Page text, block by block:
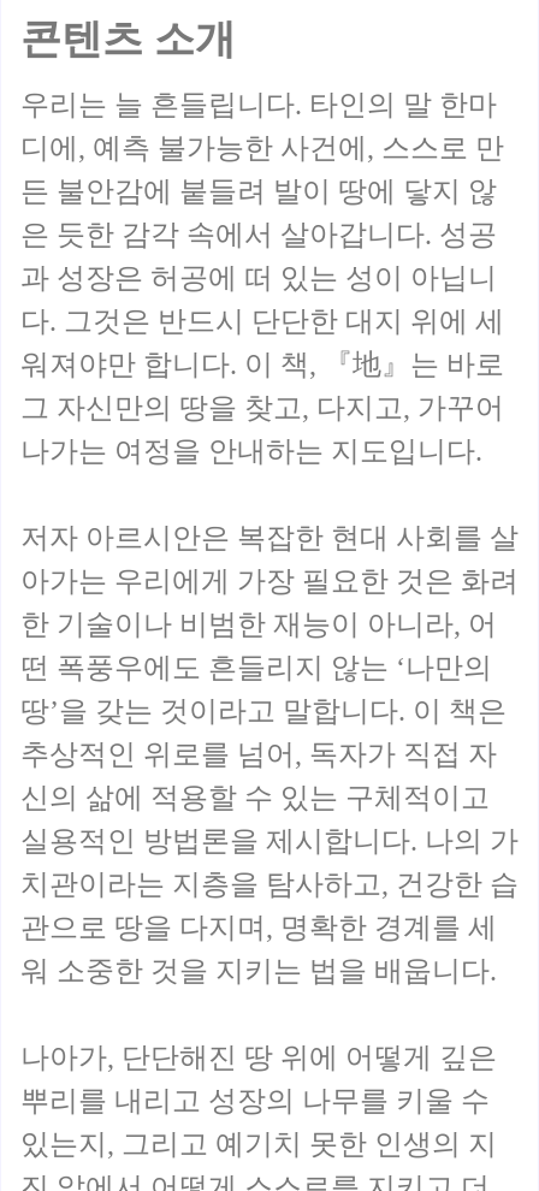
콘텐츠 소개
우리는 늘 흔들립니다. 타인의 말 한마
디에, 예측 불가능한 사건에, 스스로 만
든 불안감에 붙들려 발이 땅에 닿지 않
은 듯한 감각 속에서 살아갑니다. 성공
과 성장은 허공에 떠 있는 성이 아닙니
다. 그것은 반드시 단단한 대지 위에 세
워져야만 합니다. 이 책, 『地』는 바로
그 자신만의 땅을 찾고, 다지고, 가꾸어
나가는 여정을 안내하는 지도입니다.
저자 아르시안은 복잡한 현대 사회를 살
아가는 우리에게 가장 필요한 것은 화려
한 기술이나 비범한 재능이 아니라, 어
떤 폭풍우에도 흔들리지 않는 ‘나만의
땅’을 갖는 것이라고 말합니다. 이 책은
추상적인 위로를 넘어, 독자가 직접 자
신의 삶에 적용할 수 있는 구체적이고
실용적인 방법론을 제시합니다. 나의 가
치관이라는 지층을 탐사하고, 건강한 습
관으로 땅을 다지며, 명확한 경계를 세
워 소중한 것을 지키는 법을 배웁니다.
나아가, 단단해진 땅 위에 어떻게 깊은
뿌리를 내리고 성장의 나무를 키울 수
있는지, 그리고 예기치 못한 인생의 지